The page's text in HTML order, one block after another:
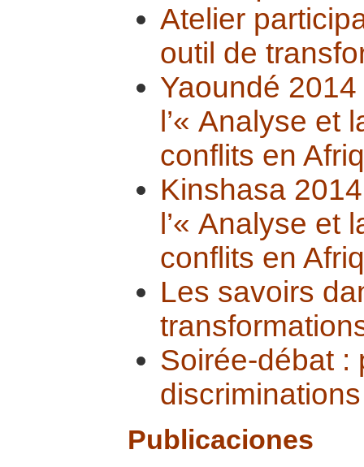
Atelier
outil de
Yaoundé 2014
l’« Analyse et
conflits en
Kinshasa
l’« Analyse et
conflits en
Les savoirs
Soirée-débat :
Publicaciones